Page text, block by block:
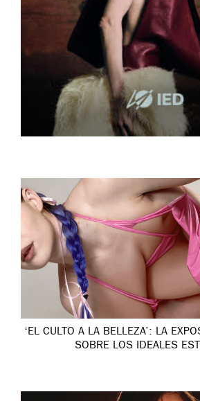
‘EL CULTO A LA BELLEZA’: LA
SOBRE LOS IDEALES